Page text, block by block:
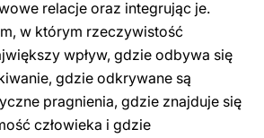
relacje oraz integrując je.
w którym rzeczywistość
wpływ, gdzie odbywa się
gdzie odkrywane są
pragnienia, gdzie znajduje się
człowieka i gdzie